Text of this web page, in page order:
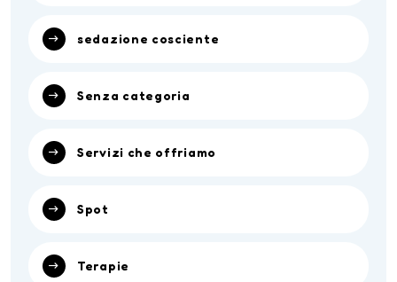
sedazione cosciente
Senza categoria
Servizi che offriamo
Spot
Terapie